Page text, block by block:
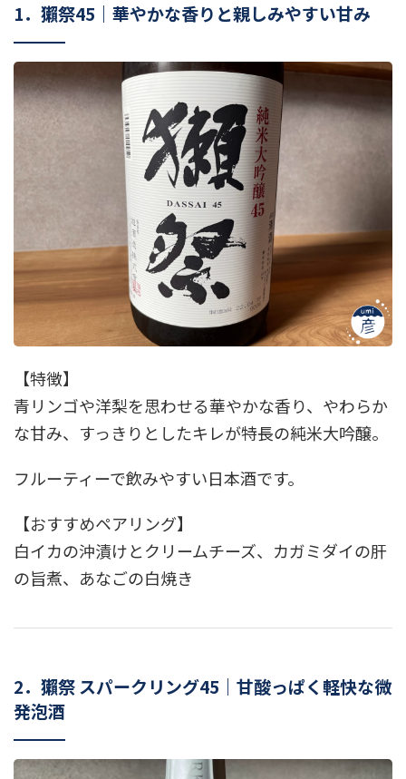
1．獺祭45｜華やかな香りと親しみやすい甘み
【特徴】
青リンゴや洋梨を思わせる華やかな香り、やわらか
な甘み、すっきりとしたキレが特長の純米大吟醸。
フルーティーで飲みやすい日本酒です。
【おすすめペアリング】
白イカの沖漬けとクリームチーズ、カガミダイの肝
の旨煮、あなごの白焼き
2．獺祭 スパークリング45｜甘酸っぱく軽快な微
発泡酒